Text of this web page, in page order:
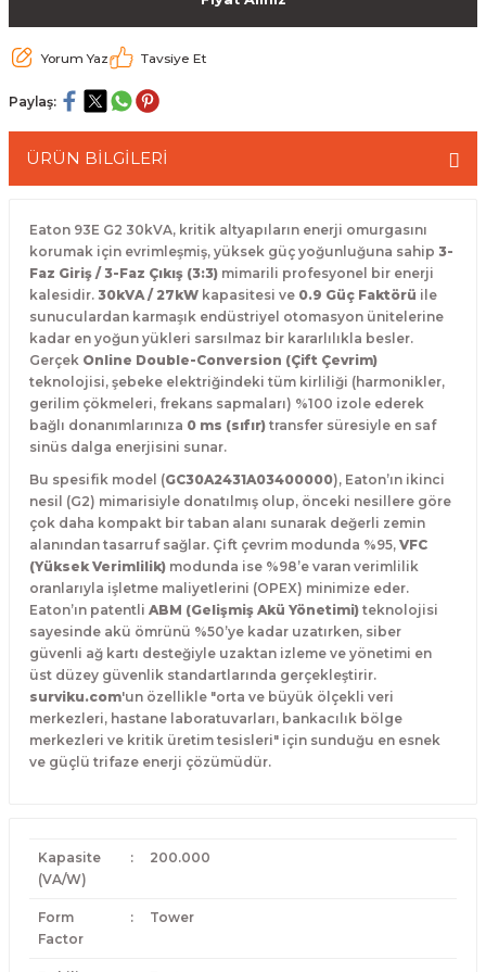
Paketleri
Yorum Yaz Tavsiye Et
Paylaş:
ÜRÜN BİLGİLERİ
Eaton 93E G2 30kVA, kritik altyapıların enerji omurgasını
korumak için evrimleşmiş, yüksek güç yoğunluğuna sahip 3-
Faz Giriş / 3-Faz Çıkış (3:3) mimarili profesyonel bir enerji
kalesidir. 30kVA / 27kW kapasitesi ve 0.9 Güç Faktörü ile
sunuculardan karmaşık endüstriyel otomasyon ünitelerine
kadar en yoğun yükleri sarsılmaz bir kararlılıkla besler.
Gerçek Online Double-Conversion (Çift Çevrim)
teknolojisi, şebeke elektriğindeki tüm kirliliği (harmonikler,
gerilim çökmeleri, frekans sapmaları) %100 izole ederek
bağlı donanımlarınıza 0 ms (sıfır) transfer süresiyle en saf
sinüs dalga enerjisini sunar.
Bu spesifik model (GC30A2431A03400000), Eaton’ın ikinci
nesil (G2) mimarisiyle donatılmış olup, önceki nesillere göre
çok daha kompakt bir taban alanı sunarak değerli zemin
alanından tasarruf sağlar. Çift çevrim modunda %95, VFC
(Yüksek Verimlilik) modunda ise %98’e varan verimlilik
oranlarıyla işletme maliyetlerini (OPEX) minimize eder.
Eaton’ın patentli ABM (Gelişmiş Akü Yönetimi) teknolojisi
sayesinde akü ömrünü %50’ye kadar uzatırken, siber
güvenli ağ kartı desteğiyle uzaktan izleme ve yönetimi en
üst düzey güvenlik standartlarında gerçekleştirir.
surviku.com'un özellikle "orta ve büyük ölçekli veri
merkezleri, hastane laboratuvarları, bankacılık bölge
merkezleri ve kritik üretim tesisleri" için sunduğu en esnek
ve güçlü trifaze enerji çözümüdür.
Kapasite
(VA/W)
: 200.000
Form
Factor
: Tower